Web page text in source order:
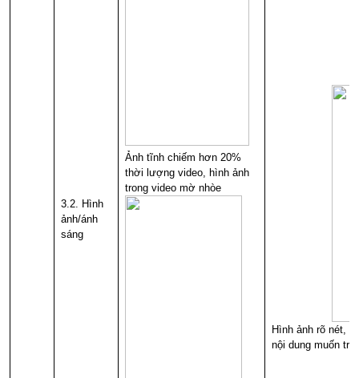
3.2. Hình
ảnh/ánh
sáng
Ảnh tĩnh chiếm hơn 20%
thời lượng video, hình ảnh
trong video mờ nhòe
Hình ảnh rõ nét,
nội dung muốn